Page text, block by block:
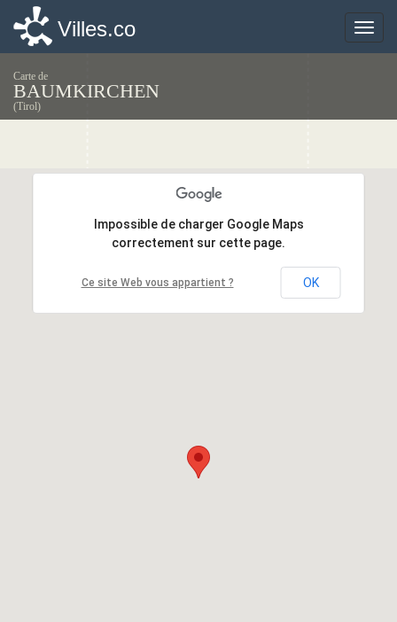
Toggle
Villes.co
Carte de
BAUMKIRCHEN
(Tirol)
Impossible de charger Google Maps
correctement sur cette page.
Ce site Web vous appartient ? OK
Impossible de charger Google Maps
correctement sur cette page.
Ce site Web vous appartient ? OK
Toggle
Villes.co